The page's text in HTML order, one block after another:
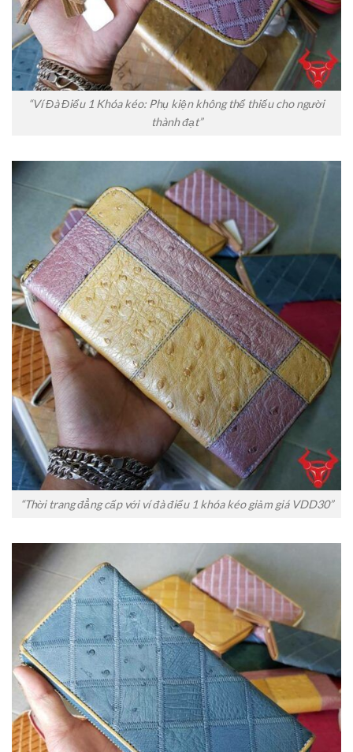
“Ví Đà Điểu 1 Khóa kéo: Phụ kiện không thể thiếu cho người
thành đạt”
“Thời trang đẳng cấp với ví đà điểu 1 khóa kéo giảm giá VDD30”